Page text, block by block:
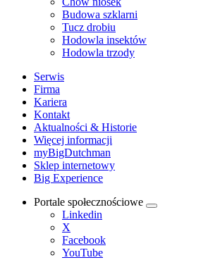
Budowa szklarni
Tucz drobiu
Hodowla insektów
Hodowla trzody
Serwis
Firma
Kariera
Kontakt
Aktualności & Historie
Więcej informacji
myBigDutchman
Sklep internetowy
Big Experience
Portale społecznościowe
Linkedin
X
Facebook
YouTube